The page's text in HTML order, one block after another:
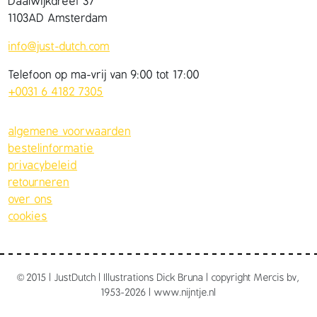
1103AD Amsterdam
info@just-dutch.com
Telefoon op ma-vrij van 9:00 tot 17:00
+0031 6 4182 7305
algemene voorwaarden
bestelinformatie
privacybeleid
retourneren
over ons
cookies
© 2015 | JustDutch | Illustrations Dick Bruna | copyright Mercis bv,
1953-2026 | www.nijntje.nl